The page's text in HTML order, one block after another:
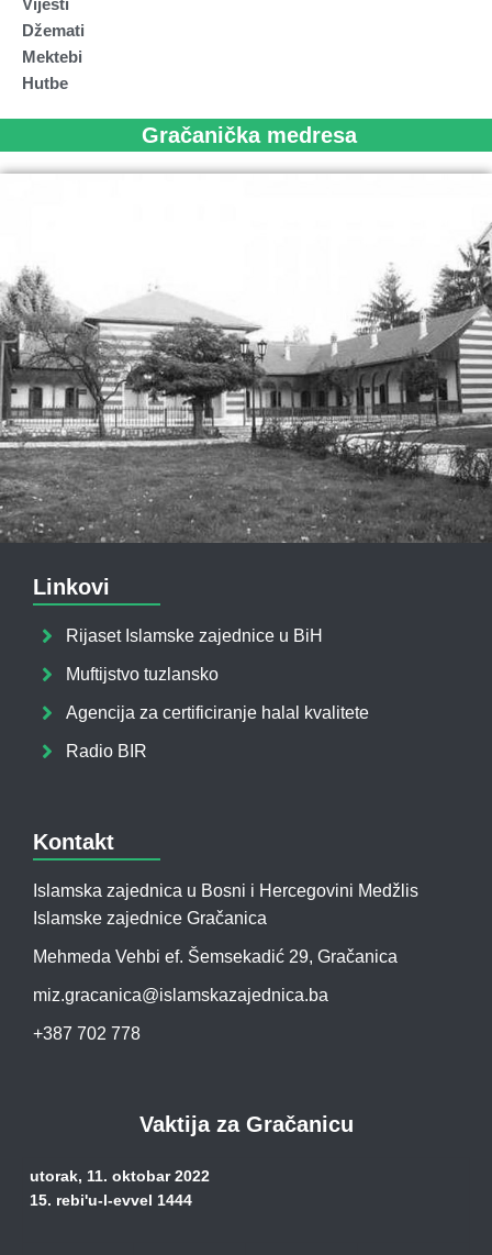
Džemati
Mektebi
Hutbe
Gračanička medresa
Linkovi
Rijaset Islamske zajednice u BiH
Muftijstvo tuzlansko
Agencija za certificiranje halal kvalitete
Radio BIR
Kontakt
Islamska zajednica u Bosni i Hercegovini Medžlis
Islamske zajednice Gračanica
Mehmeda Vehbi ef. Šemsekadić 29, Gračanica
miz.gracanica@islamskazajednica.ba
+387 702 778
Vaktija za Gračanicu
utorak, 11. oktobar 2022
15. rebi'u-l-evvel 1444